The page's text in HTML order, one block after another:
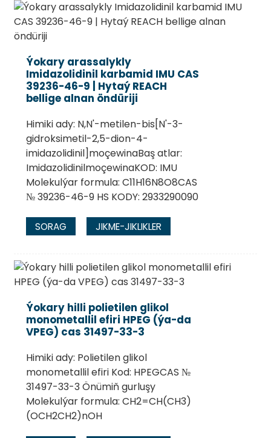
Ýokary arassalykly
Imidazolidinil karbamid IMU CAS
39236-46-9 | Hytaý REACH
bellige alnan öndüriji
Himiki ady: N,N'-metilen-bis[N'-3-
gidroksimetil-2,5-dion-4-
imidazolidinil]moçewinaBaş atlar:
ImidazolidinilmoçewinaKOD: IMU
Molekulýar formula: C11H16N8O8CAS
№ 39236-46-9 HS KODY: 2933290090
SORAG JIKME-JIKLIKLER
Ýokary hilli polietilen glikol
monometallil efiri HPEG (ýa-da
VPEG) cas 31497-33-3
Himiki ady: Polietilen glikol
monometallil efiri Kod: HPEGCAS №
31497-33-3 Önümiň gurluşy
Molekulýar formula: CH2=CH(CH3)
(OCH2CH2)nOH